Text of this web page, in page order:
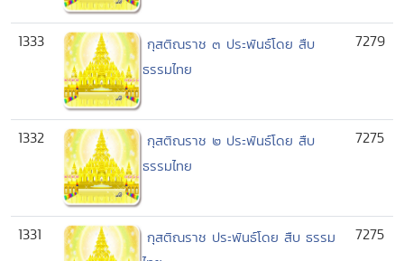
1333
กุสติณราช ๓ ประพันธ์โดย สืบ
ธรรมไทย
7279
1332
กุสติณราช ๒ ประพันธ์โดย สืบ
ธรรมไทย
7275
1331
กุสติณราช ประพันธ์โดย สืบ ธรรม
7275